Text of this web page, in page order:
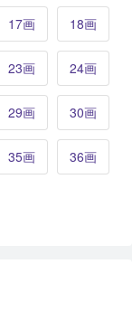
17画 18画
23画 24画
29画 30画
35画 36画